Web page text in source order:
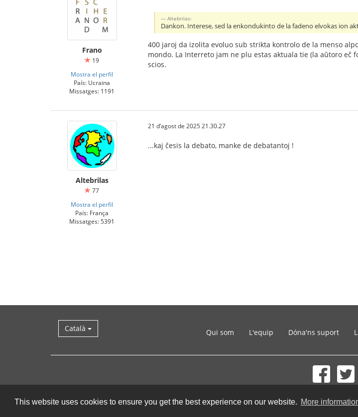
This website uses cookies to ensure you get the best experience on our website. More
Frano
19
Mostra el perfil
País: Ucraïna
Missatges: 1191
Altebrilas:
Dankon. Interese, sed la enkondukinto de la fadeno elvokas ion
400 jaroj da izolita evoluo sub strikta kontrolo de la menso
mondo. La Interreto jam ne plu estas aktuala tie (la aŭtoro
scios.
Altebrilas
77
Mostra el perfil
País: França
Missatges: 5391
21 d’agost de 2025 21.30.27
...kaj ĉesis la debato, manke de debatantoj !
Català Qui som L'equip Dóna'ns suport